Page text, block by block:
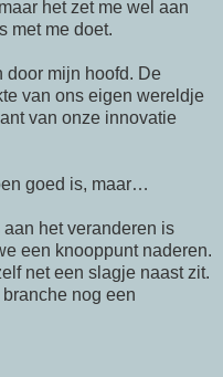
het zet me wel aan
met me doet.
door mijn hoofd. De
van ons eigen wereldje
van onze innovatie
goed is, maar…
het veranderen is
een knooppunt naderen.
net een slagje naast zit.
nog een